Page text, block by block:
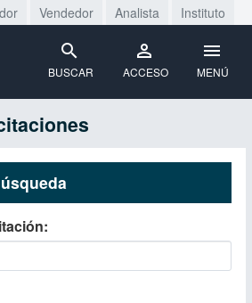
Vendedor Analista Instituto
BUSCAR ACCESO MENÚ